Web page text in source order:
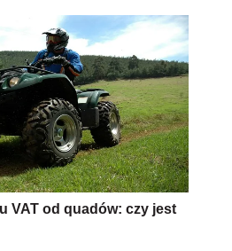
VAT od quadów: czy jest